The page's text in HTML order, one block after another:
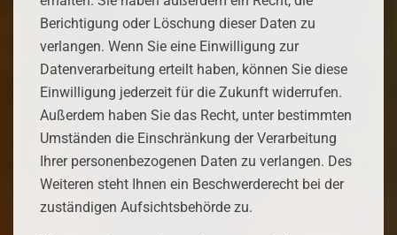
Berichtigung oder Löschung dieser Daten zu
verlangen. Wenn Sie eine Einwilligung zur
Datenverarbeitung erteilt haben, können Sie diese
Einwilligung jederzeit für die Zukunft widerrufen.
Außerdem haben Sie das Recht, unter bestimmten
Umständen die Einschränkung der Verarbeitung
Ihrer personenbezogenen Daten zu verlangen. Des
Weiteren steht Ihnen ein Beschwerderecht bei der
zuständigen Aufsichtsbehörde zu.